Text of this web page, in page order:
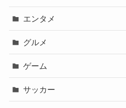
エンタメ
グルメ
ゲーム
サッカー